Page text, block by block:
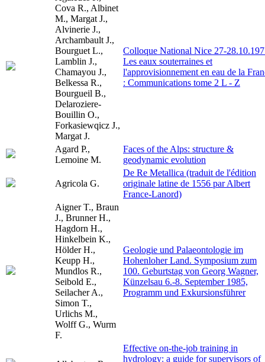
Cova R., Albinet
M., Margat J.,
Alvinerie J.,
Archambault J.,
Bourguet L.,
Lamblin J.,
Chamayou J.,
Belkessa R.,
Bourgueil B.,
Delaroziere-
Bouillin O.,
Forkasiewqicz J.,
Margat J.
Colloque National Nice 27-
Les eaux souterraines et
l'approvisionnement en eau de la
: Communications tome 2 L - Z
Agard P.,
Lemoine M.
Faces of the Alps: structure &
geodynamic evolution
Agricola G.
De Re Metallica (traduit de l'édition
originale latine de 1556 par Albert
France-Lanord)
Aigner T., Braun
J., Brunner H.,
Hagdorn H.,
Hinkelbein K.,
Hölder H.,
Keupp H.,
Mundlos R.,
Seibold E.,
Seilacher A.,
Simon T.,
Urlichs M.,
Wolff G., Wurm
F.
Geologie und Palaeontologie im
Hohenloher Land. Symposium zum
100. Geburtstag von Georg Wagner,
Künzelsau 6.-8. September 1985,
Programm und Exkursionsführer
Effective on-the-job training in
hydrology: a guide for supervisors of